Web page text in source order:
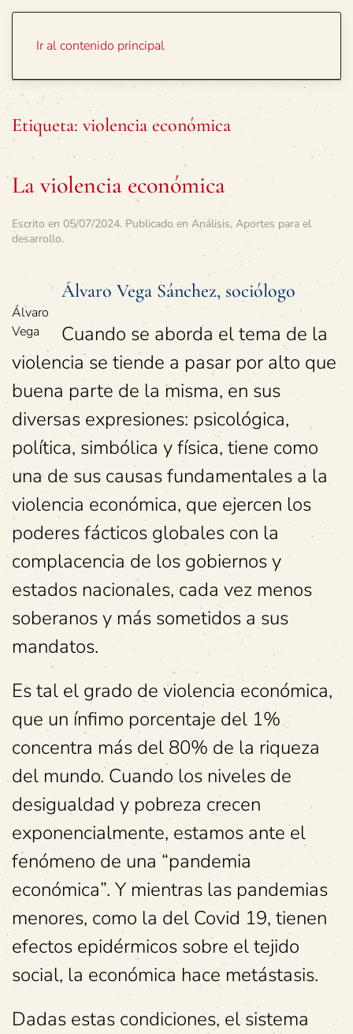
Ir al contenido principal
Etiqueta: violencia económica
La violencia económica
Escrito en 05/07/2024. Publicado en Análisis, Aportes para el
desarrollo.
Álvaro
Vega
Álvaro Vega Sánchez, sociólogo
Cuando se aborda el tema de la
violencia se tiende a pasar por alto que
buena parte de la misma, en sus
diversas expresiones: psicológica,
política, simbólica y física, tiene como
una de sus causas fundamentales a la
violencia económica, que ejercen los
poderes fácticos globales con la
complacencia de los gobiernos y
estados nacionales, cada vez menos
soberanos y más sometidos a sus
mandatos.
Es tal el grado de violencia económica,
que un ínfimo porcentaje del 1%
concentra más del 80% de la riqueza
del mundo. Cuando los niveles de
desigualdad y pobreza crecen
exponencialmente, estamos ante el
fenómeno de una “pandemia
económica”. Y mientras las pandemias
menores, como la del Covid 19, tienen
efectos epidérmicos sobre el tejido
social, la económica hace metástasis.
Dadas estas condiciones, el sistema